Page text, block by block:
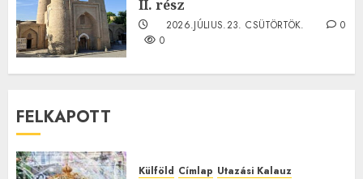
II. rész
2026.JÚLIUS.23. CSÜTÖRTÖK.
0
0
FELKAPOTT
Külföld Címlap Utazási Kalauz